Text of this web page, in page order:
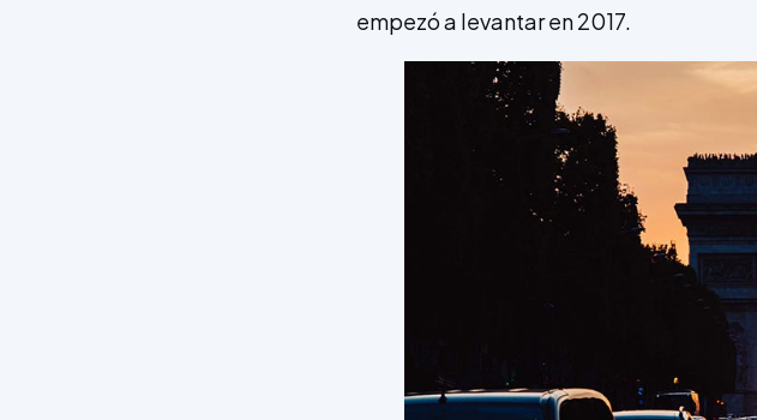
empezó a levantar en 2017.